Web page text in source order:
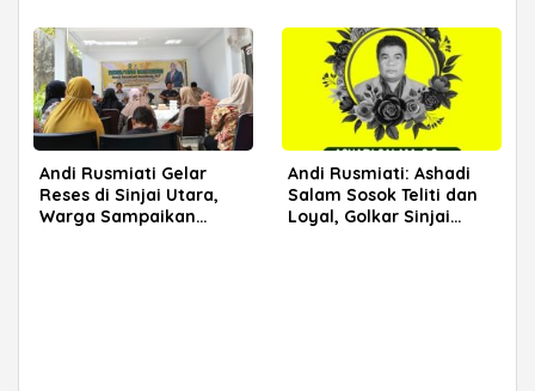
Andi Rusmiati Gelar
Reses di Sinjai Utara,
Warga Sampaikan
Andi Rusmiati: Ashadi
Salam Sosok Teliti dan
Loyal, Golkar Sinjai